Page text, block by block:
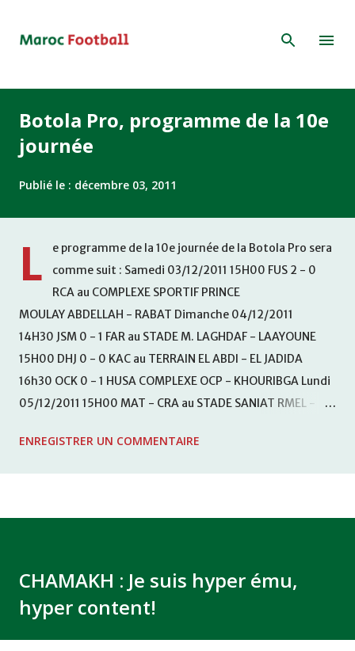
Botola Pro, programme de la 10e
journée
Publié le : décembre 03, 2011
L
e programme de la 10e journée de la Botola Pro sera
comme suit : Samedi 03/12/2011 15H00 FUS 2 - 0
RCA au COMPLEXE SPORTIF PRINCE
MOULAY ABDELLAH - RABAT Dimanche 04/12/2011
14H30 JSM 0 - 1 FAR au STADE M. LAGHDAF - LAAYOUNE
15H00 DHJ 0 - 0 KAC au TERRAIN EL ABDI - EL JADIDA
16h30 OCK 0 - 1 HUSA COMPLEXE OCP - KHOURIBGA Lundi
05/12/2011 15H00 MAT - CRA au STADE SANIAT RMEL -
KHEMISET Mardi 06/12/2011 15H00 WAF - OCS au
ENREGISTRER UN COMMENTAIRE
CHAMAKH : Je suis hyper ému,
hyper content!